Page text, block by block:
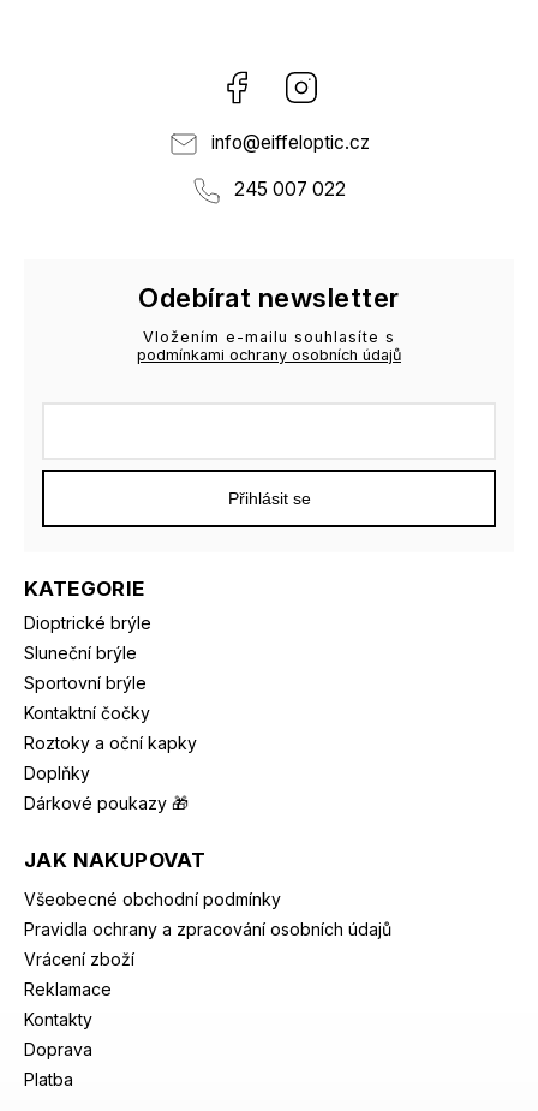
Facebook
info@eiffeloptic.cz
245 007 022
KATEGORIE
Dioptrické brýle
Sluneční brýle
Sportovní brýle
Kontaktní čočky
Roztoky a oční kapky
Doplňky
Dárkové poukazy 🎁
JAK NAKUPOVAT
Všeobecné obchodní podmínky
Pravidla ochrany a zpracování osobních údajů
Vrácení zboží
Reklamace
Kontakty
Doprava
Platba
Odebírat newsletter
Vložením e-mailu souhlasíte s
podmínkami ochrany osobních údajů
Přihlásit se